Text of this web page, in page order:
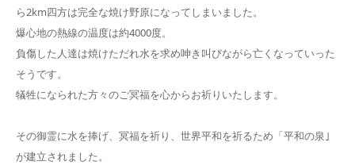
ら2km四方は完全な焼け野原になってしまいました。
爆心地の熱線の温度は約4000度。
負傷した人達は焼けただれ水を求め呻き叫びながら亡くなっていった
そうです。
犠牲になられた方々のご冥福を心からお祈りいたします。
その御霊に水を捧げ、冥福を祈り、世界平和を祈るため「平和の泉｣
が建立されました。